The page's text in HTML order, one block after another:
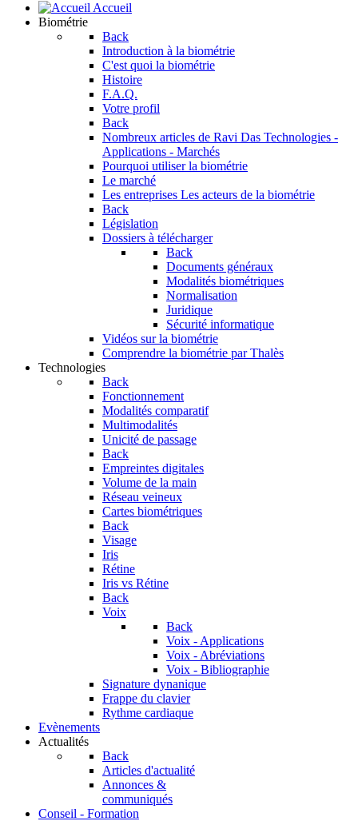
Accueil
Biométrie
Back
Introduction à la biométrie
C'est quoi la biométrie
Histoire
F.A.Q.
Votre profil
Back
Nombreux articles de Ravi Das Technologies -
Applications - Marchés
Pourquoi utiliser la biométrie
Le marché
Les entreprises Les acteurs de la biométrie
Back
Législation
Dossiers à télécharger
Back
Documents généraux
Modalités biométriques
Normalisation
Juridique
Sécurité informatique
Vidéos sur la biométrie
Comprendre la biométrie par Thalès
Technologies
Back
Fonctionnement
Modalités comparatif
Multimodalités
Unicité de passage
Back
Empreintes digitales
Volume de la main
Réseau veineux
Cartes biométriques
Back
Visage
Iris
Rétine
Iris vs Rétine
Back
Voix
Back
Voix - Applications
Voix - Abréviations
Voix - Bibliographie
Signature dynanique
Frappe du clavier
Rythme cardiaque
Evènements
Actualités
Back
Articles d'actualité
Annonces &
communiqués
Conseil - Formation